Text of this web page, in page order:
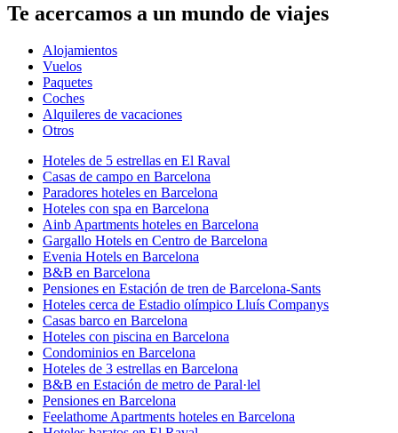
Te acercamos a un mundo de viajes
Alojamientos
Vuelos
Paquetes
Coches
Alquileres de vacaciones
Otros
Hoteles de 5 estrellas en El Raval
Casas de campo en Barcelona
Paradores hoteles en Barcelona
Hoteles con spa en Barcelona
Ainb Apartments hoteles en Barcelona
Gargallo Hotels en Centro de Barcelona
Evenia Hotels en Barcelona
B&B en Barcelona
Pensiones en Estación de tren de Barcelona-Sants
Hoteles cerca de Estadio olímpico Lluís Companys
Casas barco en Barcelona
Hoteles con piscina en Barcelona
Condominios en Barcelona
Hoteles de 3 estrellas en Barcelona
B&B en Estación de metro de Paral·lel
Pensiones en Barcelona
Feelathome Apartments hoteles en Barcelona